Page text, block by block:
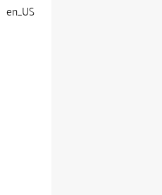
en_US